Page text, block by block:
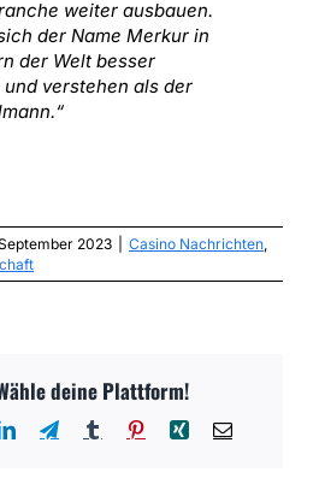
weiter ausbauen.
der Name Merkur in
der Welt besser
verstehen als der
2023 Casino Nachrichten,
deine Plattform!
LinkedInTelegramTumblr PinterestXing E-